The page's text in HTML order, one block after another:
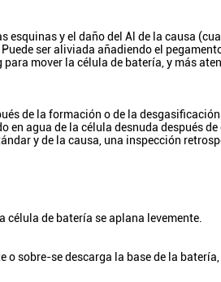
y el daño del Al de la causa
ser aliviada añadiendo el
mover la célula de batería, y más
de la formación o de la
agua de la célula desnuda después de
y de la causa, una inspección
célula de batería se aplana levemente.
sobre-se descarga la base de la